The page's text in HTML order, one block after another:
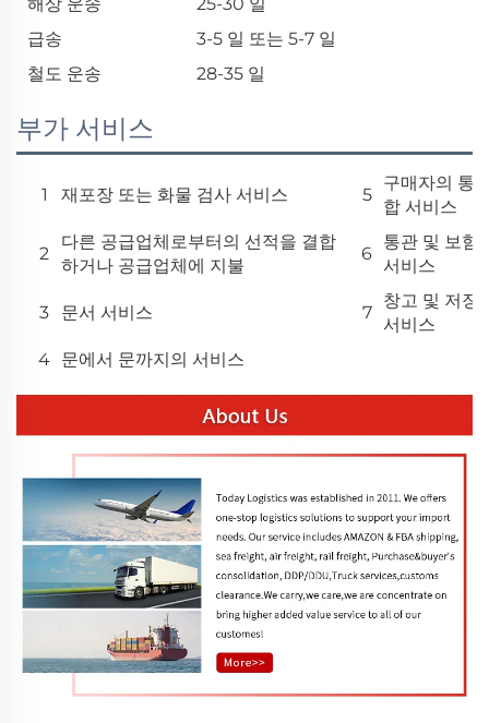
급송
3-5 일 또는 5-7 일
철도 운송
28-35 일
부가 서비스
1 재포장 또는 화물 검사 서비스 5
구매자의 통
합 서비스
2
다른 공급업체로부터의 선적을 결합
하거나 공급업체에 지불
6
통관 및 보험
서비스
3 문서 서비스 7
창고 및 저장
서비스
4 문에서 문까지의 서비스